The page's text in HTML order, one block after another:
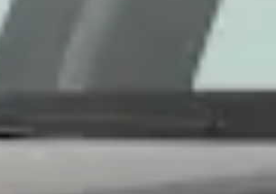
open en fijn. We hebben er in elk geval een
Alles lijkt nu om de "dollars" te gaan en